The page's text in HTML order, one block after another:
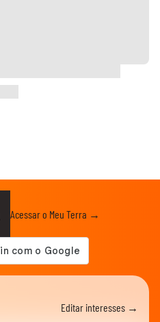
Acessar o Meu Terra →
Editar interesses →